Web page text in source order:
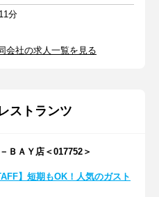
分
会社の求人一覧を見る
ストランツ
ＢＡＹ店＜017752＞
】短期もOK！人気のガスト